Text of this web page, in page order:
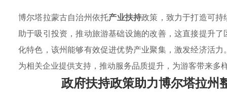
博尔塔拉蒙古自治州依托产业扶持政策，致力于打造可
助于吸引投资，推动旅游基础设施的改善，这直接提升
化特色，该州能够有效促进优势产业聚集，激发经济活
为相关企业提供支持，推动服务品质提升，为游客带来多
政府扶持政策助力博尔塔拉州